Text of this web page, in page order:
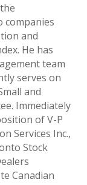
companies
and
He has
team
serves on
and
Immediately
of V-P
Services Inc.,
Stock
Canadian